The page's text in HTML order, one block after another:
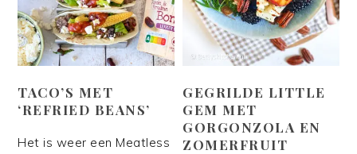
TACO’S MET
‘REFRIED BEANS’
Het is weer een Meatless
GEGRILDE LITTLE
GEM MET
GORGONZOLA EN
ZOMERFRUIT